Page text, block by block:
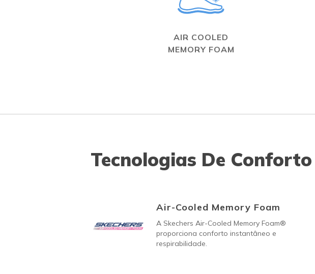
AIR COOLED
MEMORY FOAM
Tecnologias De Conforto
Air-Cooled Memory Foam
A Skechers Air-Cooled Memory Foam®
proporciona conforto instantâneo e
respirabilidade.